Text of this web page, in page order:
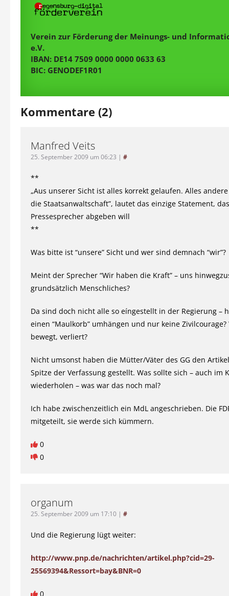
Verein zur Förderung der Meinungs- und
e.V.
IBAN: DE14 7509 0000 0000 0633 63
BIC: GENODEF1R01
Kommentare (2)
Manfred Veits
25. September 2009 um 06:23 | #
**
„Aus unserer Sicht ist alles korrekt gelaufen. Alles
die Staatsanwaltschaft”, lautet das einzige Statement,
Pressesprecher abgeben will
**
Was bitte ist “unsere” Sicht und wer sind demnach “wir”?
Meint der Sprecher “Wir haben die Kraft” – uns
grundsätzlich Menschliches?
Da sind doch nicht alle so eíngestellt in der Regierung –
einen “Maulkorb” umhängen und nur keine Zivilcourage?
bewegt, verliert?
Nicht umsonst haben die Mütter/Väter des GG den
Spitze der Verfassung gestellt. Was sollte sich – auch im
wiederholen – was war das noch mal?
Ich habe zwischenzeitlich ein MdL angeschrieben. Die
mitgeteilt, sie werde sich kümmern.
0
0
organum
25. September 2009 um 17:10 | #
Und die Regierung lügt weiter:
http://www.pnp.de/nachrichten/artikel.php?cid=29-
25569394&Ressort=bay&BNR=0
0